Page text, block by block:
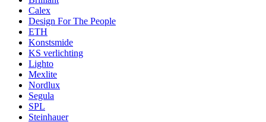
Calex
Design For The People
ETH
Konstsmide
KS verlichting
Lighto
Mexlite
Nordlux
Segula
SPL
Steinhauer